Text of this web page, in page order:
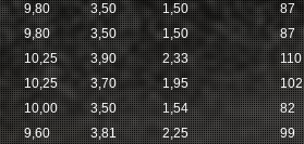
9,80 3,50 1,50 87
9,80 3,50 1,50 87
10,25 3,90 2,33 110
10,25 3,70 1,95 102
10,00 3,50 1,54 82
9,60 3,81 2,25 99